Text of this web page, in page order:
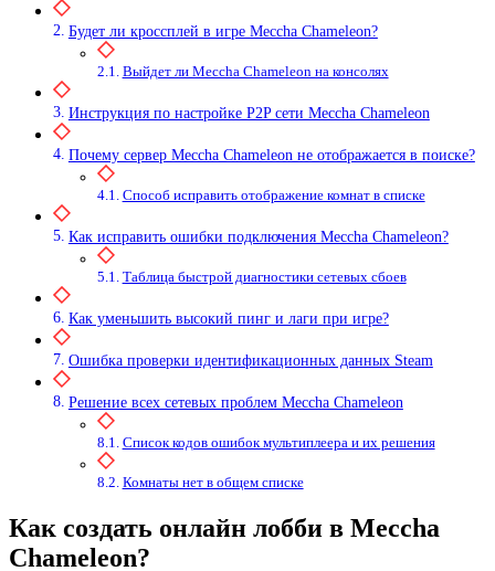
Будет ли кроссплей в игре Meccha Chameleon?
Выйдет ли Meccha Chameleon на консолях
Инструкция по настройке P2P сети Meccha Chameleon
Почему сервер Meccha Chameleon не отображается в поиске?
Способ исправить отображение комнат в списке
Как исправить ошибки подключения Meccha Chameleon?
Таблица быстрой диагностики сетевых сбоев
Как уменьшить высокий пинг и лаги при игре?
Ошибка проверки идентификационных данных Steam
Решение всех сетевых проблем Meccha Chameleon
Список кодов ошибок мультиплеера и их решения
Комнаты нет в общем списке
Как создать онлайн лобби в Meccha
Chameleon?